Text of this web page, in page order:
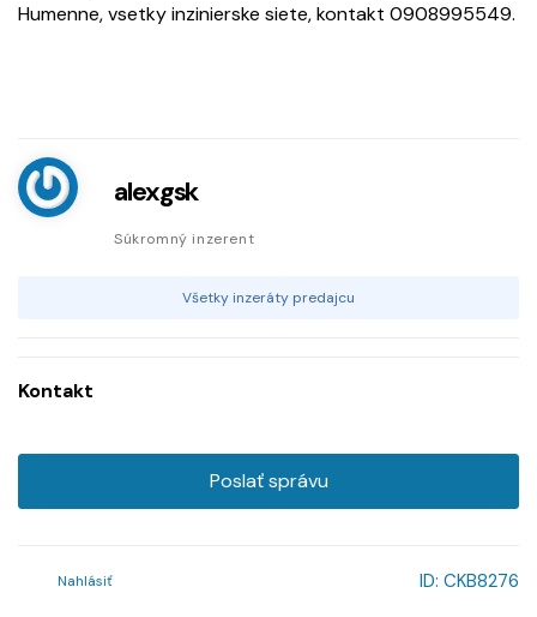
Humenne, vsetky inzinierske siete, kontakt 0908995549.
alexgsk
Súkromný inzerent
Všetky inzeráty predajcu
Kontakt
Poslať správu
Nahlásiť ID: CKB8276